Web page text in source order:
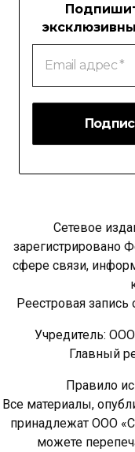
Email
адрес
Сетевое
зарегистрировано
сфере связи,
Реестровая
Учредитель:
Главный
Правило
Все материалы,
принадлежат ООО
можете